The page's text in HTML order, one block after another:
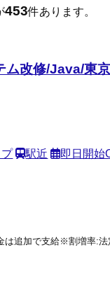
453件あります。
改修/Java/東
駅近 即日開始
追加で支給※割増率: